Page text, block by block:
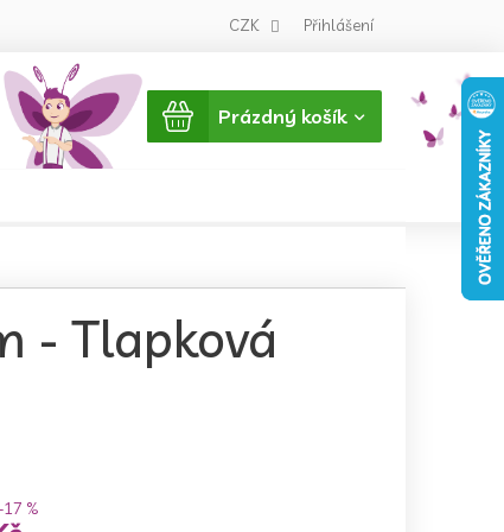
CZK Přihlášení
Nákupní
košík
Prázdný košík
- Tlapková
%